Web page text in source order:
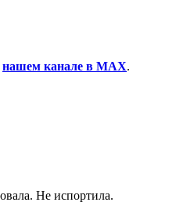
нашем канале в MAX.
Не испортила.